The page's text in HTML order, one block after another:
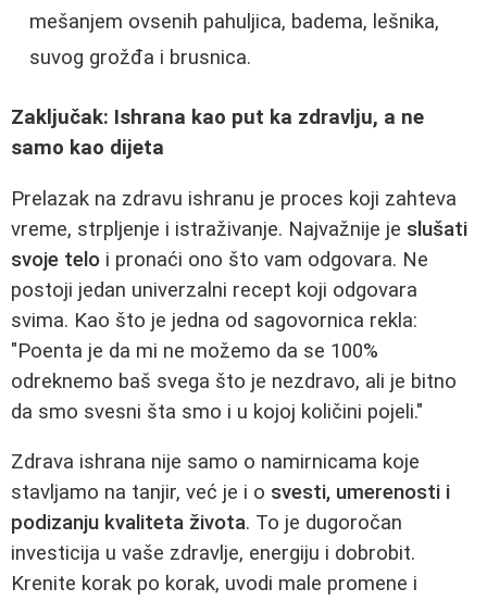
mešanjem ovsenih pahuljica, badema, lešnika,
suvog grožđa i brusnica.
Zaključak: Ishrana kao put ka zdravlju, a ne
samo kao dijeta
Prelazak na zdravu ishranu je proces koji zahteva
vreme, strpljenje i istraživanje. Najvažnije je slušati
svoje telo i pronaći ono što vam odgovara. Ne
postoji jedan univerzalni recept koji odgovara
svima. Kao što je jedna od sagovornica rekla:
"Poenta je da mi ne možemo da se 100%
odreknemo baš svega što je nezdravo, ali je bitno
da smo svesni šta smo i u kojoj količini pojeli."
Zdrava ishrana nije samo o namirnicama koje
stavljamo na tanjir, već je i o svesti, umerenosti i
podizanju kvaliteta života. To je dugoročan
investicija u vaše zdravlje, energiju i dobrobit.
Krenite korak po korak, uvodi male promene i